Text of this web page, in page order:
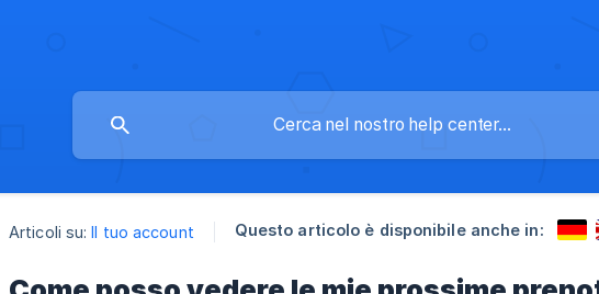
Articoli su: Il tuo account Questo articolo è disponibile anche in: